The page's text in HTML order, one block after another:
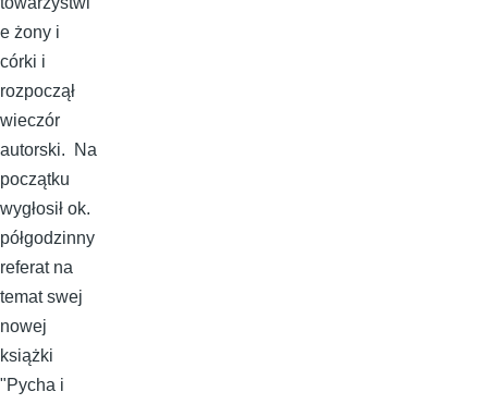
e żony i
córki i
rozpoczął
wieczór
autorski. Na
początku
wygłosił ok.
półgodzinny
referat na
temat swej
nowej
książki
"Pycha i